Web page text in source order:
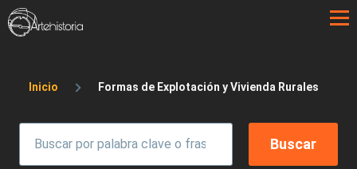
Pasar al contenido principal
Sobrescribir enlaces de ayuda a la
Inicio Formas de Explotación y Vivienda Rurales